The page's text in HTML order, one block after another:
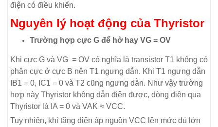
điện có điều khiển.
Nguyên lý hoạt động của Thyristor
Trường hợp cực G để hở hay VG = OV
Khi cực G và VG = OV có nghĩa là transistor T1 không có
phân cực ở cực B nên T1 ngưng dẫn. Khi T1 ngưng dẫn
IB1 = 0, IC1 = 0 và T2 cũng ngưng dẫn. Như vậy trường
hợp này Thyristor không dẫn điện được, dòng điện qua
Thyristor là IA = 0 và VAK ≈ VCC.
Tuy nhiên, khi tăng điện áp nguồn VCC lên mức đủ lớn